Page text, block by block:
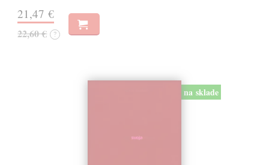
21,47 €
22,60 € ?
na sklade